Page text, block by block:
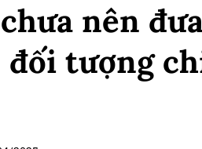
nên
đối tượng